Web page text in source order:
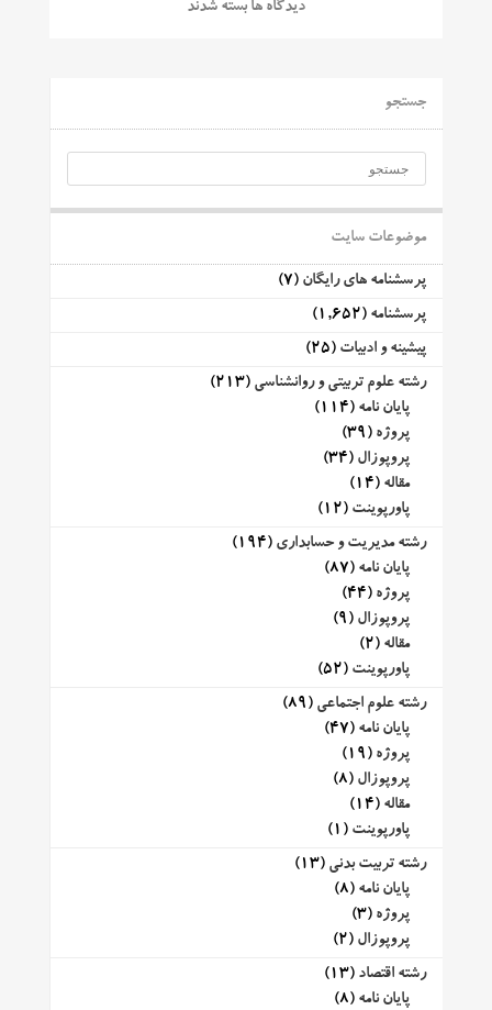
دیدگاه ها بسته شدند
جستجو
موضوعات سایت
پرسشنامه های رایگان (7)
پرسشنامه (1,652)
پیشینه و ادبیات (25)
رشته علوم تربیتی و روانشناسی (213)
پایان نامه (114)
پروژه (39)
پروپوزال (34)
مقاله (14)
پاورپوینت (12)
رشته مدیریت و حسابداری (194)
پایان نامه (87)
پروژه (44)
پروپوزال (9)
مقاله (2)
پاورپوینت (52)
رشته علوم اجتماعی (89)
پایان نامه (47)
پروژه (19)
پروپوزال (8)
مقاله (14)
پاورپوینت (1)
رشته تربیت بدنی (13)
پایان نامه (8)
پروژه (3)
پروپوزال (2)
رشته اقتصاد (13)
پایان نامه (8)